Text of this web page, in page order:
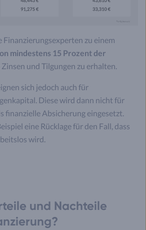
Finanzierungsexperten zu einem
mindestens 15 Prozent der
Zinsen und Tilgungen zu erhalten.
sich jedoch auch für
Diese wird dann nicht für
finanzielle Absicherung eingesetzt.
eine Rücklage für den Fall, dass
wird.
und Nachteile